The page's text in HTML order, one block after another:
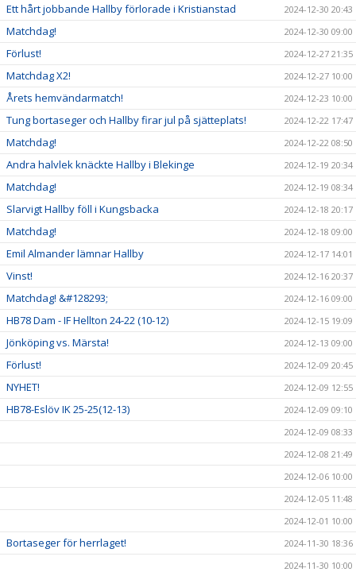
Ett hårt jobbande Hallby förlorade i Kristianstad 2024-12-30 20:43
Matchdag! 2024-12-30 09:00
Förlust! 2024-12-27 21:35
Matchdag X2! 2024-12-27 10:00
Årets hemvändarmatch! 2024-12-23 10:00
Tung bortaseger och Hallby firar jul på sjätteplats! 2024-12-22 17:47
Matchdag! 2024-12-22 08:50
Andra halvlek knäckte Hallby i Blekinge 2024-12-19 20:34
Matchdag! 2024-12-19 08:34
Slarvigt Hallby föll i Kungsbacka 2024-12-18 20:17
Matchdag! 2024-12-18 09:00
Emil Almander lämnar Hallby 2024-12-17 14:01
Vinst! 2024-12-16 20:37
Matchdag! &#128293; 2024-12-16 09:00
HB78 Dam - IF Hellton 24-22 (10-12) 2024-12-15 19:09
Jönköping vs. Märsta! 2024-12-13 09:00
Förlust! 2024-12-09 20:45
NYHET! 2024-12-09 12:55
HB78-Eslöv IK 25-25(12-13)
2024-12-09 09:10
2024-12-09 08:33
2024-12-08 21:49
2024-12-06 10:00
2024-12-05 11:48
2024-12-01 10:00
Bortaseger för herrlaget!
2024-11-30 18:36
2024-11-30 10:00